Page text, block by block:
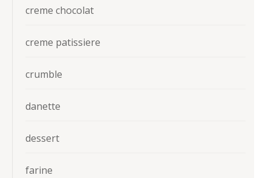
creme chocolat
creme patissiere
crumble
danette
dessert
farine